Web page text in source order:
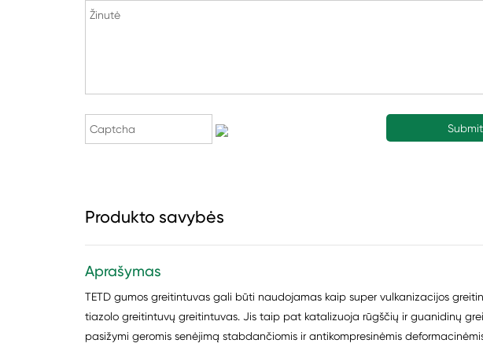
Produkto savybės
Aprašymas
TETD gumos greitintuvas gali būti naudojamas kaip super vulkanizacijos
tiazolo greitintuvų greitintuvas. Jis taip pat katalizuoja rūgščių ir guanidinų
pasižymi geromis senėjimą stabdančiomis ir antikompresinėmis